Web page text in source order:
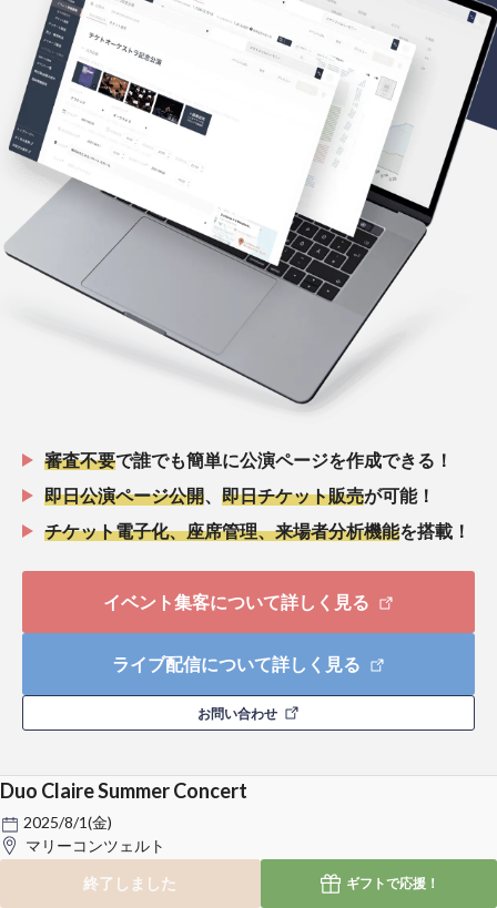
審査不要で誰でも簡単に公演ページを作成できる！
即日公演ページ公開、 即日チケット販売が可能！
チケット電子化、座席管理、来場者分析機能を搭載！
イベント集客について詳しく見る
ライブ配信について詳しく見る
お問い合わせ
Duo Claire Summer Concert
2025/8/1(金)
マリーコンツェルト
終了しました
ギフトで応援！